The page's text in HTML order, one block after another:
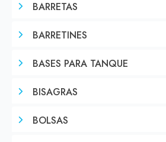
BARRETAS
BARRETINES
BASES PARA TANQUE
BISAGRAS
BOLSAS